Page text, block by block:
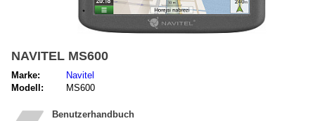
NAVITEL MS600
Marke:
Navitel
Modell:
MS600
Benutzerhandbuch